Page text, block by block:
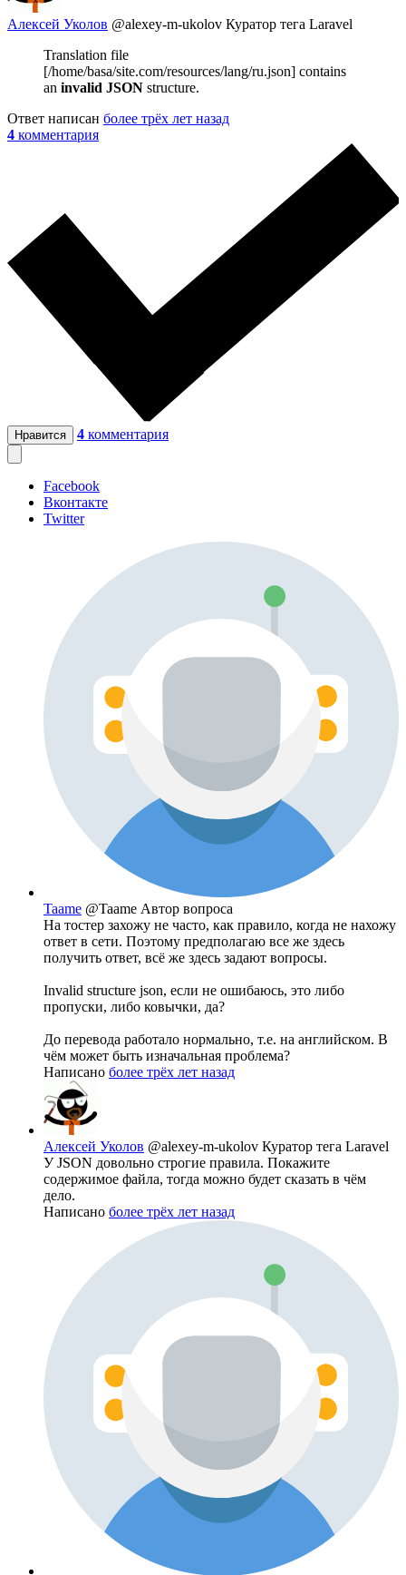
Алексей Уколов @alexey-m-ukolov Куратор тега Laravel
Translation file
[/home/basa/site.com/resources/lang/ru.json] contains
an invalid JSON structure.
Ответ написан более трёх лет назад
4 комментария
Нравится 4 комментария
Facebook
Вконтакте
Twitter
Taame @Taame Автор вопроса
На тостер захожу не часто, как правило, когда не нахожу
ответ в сети. Поэтому предполагаю все же здесь
получить ответ, всё же здесь задают вопросы.
Invalid structure json, если не ошибаюсь, это либо
пропуски, либо ковычки, да?
До перевода работало нормально, т.е. на английском. В
чём может быть изначальная проблема?
Написано более трёх лет назад
Алексей Уколов @alexey-m-ukolov Куратор тега Laravel
У JSON довольно строгие правила. Покажите
содержимое файла, тогда можно будет сказать в чём
дело.
Написано более трёх лет назад